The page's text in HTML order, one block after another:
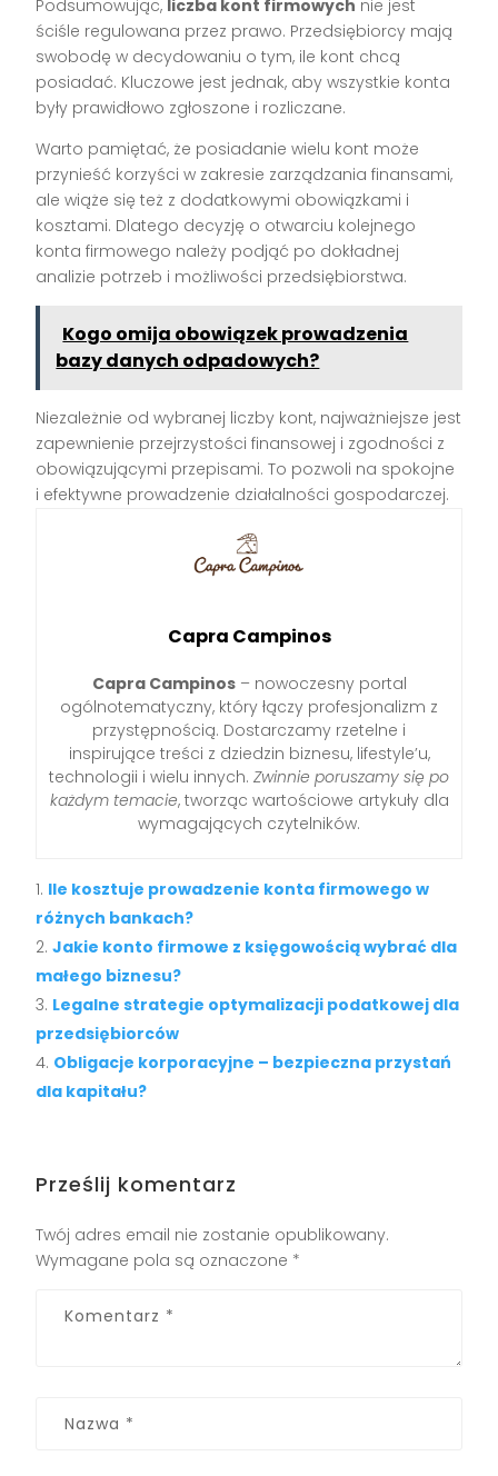
Podsumowując, liczba kont firmowych nie jest
ściśle regulowana przez prawo. Przedsiębiorcy mają
swobodę w decydowaniu o tym, ile kont chcą
posiadać. Kluczowe jest jednak, aby wszystkie konta
były prawidłowo zgłoszone i rozliczane.
Warto pamiętać, że posiadanie wielu kont może
przynieść korzyści w zakresie zarządzania finansami,
ale wiąże się też z dodatkowymi obowiązkami i
kosztami. Dlatego decyzję o otwarciu kolejnego
konta firmowego należy podjąć po dokładnej
analizie potrzeb i możliwości przedsiębiorstwa.
Kogo omija obowiązek prowadzenia
bazy danych odpadowych?
Niezależnie od wybranej liczby kont, najważniejsze jest
zapewnienie przejrzystości finansowej i zgodności z
obowiązującymi przepisami. To pozwoli na spokojne
i efektywne prowadzenie działalności gospodarczej.
Capra Campinos
Capra Campinos– nowoczesny portal
ogólnotematyczny, który łączy profesjonalizm z
przystępnością. Dostarczamy rzetelne i
inspirujące treści z dziedzin biznesu, lifestyle’u,
technologii i wielu innych. Zwinnie poruszamy się po
każdym temacie, tworząc wartościowe artykuły dla
wymagających czytelników.
Ile kosztuje prowadzenie konta firmowego w
różnych bankach?
Jakie konto firmowe z księgowością wybrać dla
małego biznesu?
Legalne strategie optymalizacji podatkowej dla
przedsiębiorców
Obligacje korporacyjne – bezpieczna przystań
dla kapitału?
Prześlij komentarz
Twój adres email nie zostanie opublikowany.
Wymagane pola są oznaczone *